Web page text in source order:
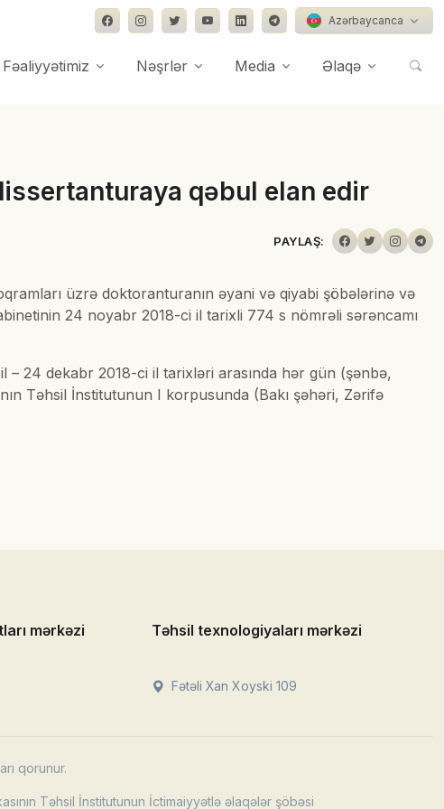
Azərbaycanca
Fəaliyyətimiz Nəşrlər Media Əlaqə
qəbul elan edir
PAYLAŞ:
üzrə doktoranturanın əyani və qiyabi şöbələrinə və
24 noyabr 2018-ci il tarixli 774 s nömrəli sərəncamı
24 dekabr 2018-ci il tarixləri arasında hər gün (şənbə,
Təhsil İnstitutunun I korpusunda (Bakı şəhəri, Zərifə
mərkəzi Təhsil texnologiyaları mərkəzi
Fətəli Xan Xoyski 109
qorunur.
Təhsil İnstitutunun İctimaiyyətlə əlaqələr şöbəsi